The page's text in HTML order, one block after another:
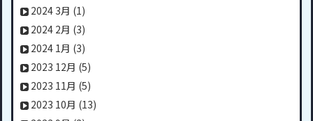
2024 3月 (1)
2024 2月 (3)
2024 1月 (3)
2023 12月 (5)
2023 11月 (5)
2023 10月 (13)